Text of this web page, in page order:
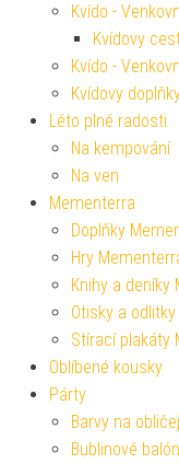
Kvído -
Kvídovy
Kvído -
Kvídovy
Léto plné radosti
Na kempování
Na ven
Mementerra
Doplňky
Hry
Knihy a deníky
Otisky a
Stírací plakáty
Oblíbené kousky
Párty
Barvy na
Bublinové